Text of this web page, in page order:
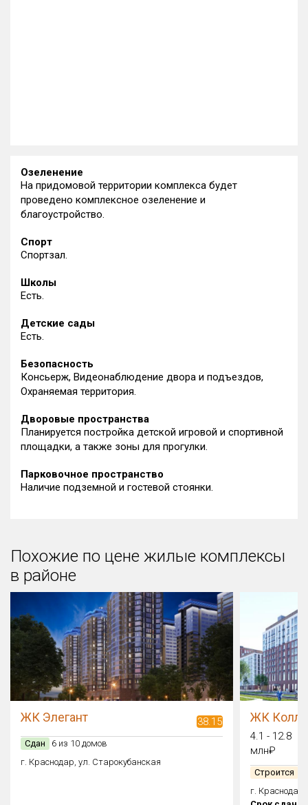
Озеленение
На придомовой территории комплекса будет
проведено комплексное озеленение и
благоустройство.
Спорт
Спортзал.
Школы
Есть.
Детские сады
Есть.
Безопасность
Консьерж, Видеонаблюдение двора и подъездов,
Охраняемая территория.
Дворовые пространства
Планируется постройка детской игровой и спортивной
площадки, а также зоны для прогулки.
Парковочное пространство
Наличие подземной и гостевой стоянки.
Похожие по цене жилые комплексы
в районе
ЖК Элегант 38.15
Сдан
6 из 10 домов
г. Краснодар, ул. Старокубанская
ЖК
4.1 - 12.8
млн₽
Строится
г.